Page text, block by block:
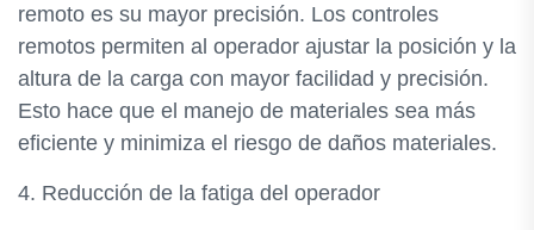
remoto es su mayor precisión. Los controles
remotos permiten al operador ajustar la posición y la
altura de la carga con mayor facilidad y precisión.
Esto hace que el manejo de materiales sea más
eficiente y minimiza el riesgo de daños materiales.
4. Reducción de la fatiga del operador